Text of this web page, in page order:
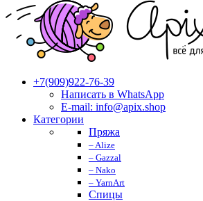
+7(909)922-76-39
Написать в WhatsApp
E-mail: info@apix.shop
Категории
Пряжа
– Alize
– Gazzal
– Nako
– YarnArt
Спицы